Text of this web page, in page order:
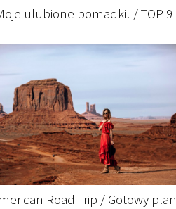
ulubione pomadki! / TOP 9
Road Trip / Gotowy plan